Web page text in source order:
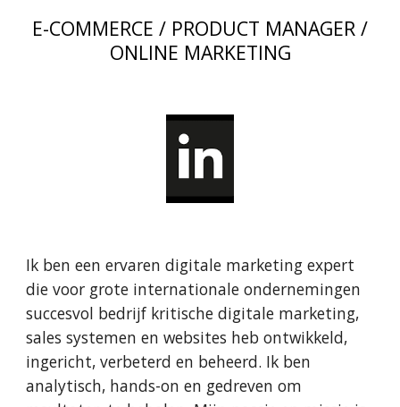
E-COMMERCE / PRODUCT MANAGER /
ONLINE MARKETING
Ik ben een ervaren digitale marketing expert
die voor grote internationale ondernemingen
succesvol bedrijf kritische digitale marketing,
sales systemen en websites heb ontwikkeld,
ingericht, verbeterd en beheerd. Ik ben
analytisch, hands-on en gedreven om